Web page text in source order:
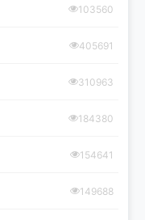
103560
405691
310963
184380
154641
149688